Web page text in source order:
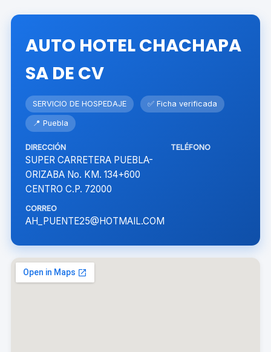
AUTO HOTEL CHACHAPA
SA DE CV
SERVICIO DE HOSPEDAJE ✅ Ficha verificada
📍 Puebla
DIRECCIÓN
SUPER CARRETERA PUEBLA-
ORIZABA No. KM. 134+600
CENTRO C.P. 72000
TELÉFONO
CORREO
AH_PUENTE25@HOTMAIL.COM